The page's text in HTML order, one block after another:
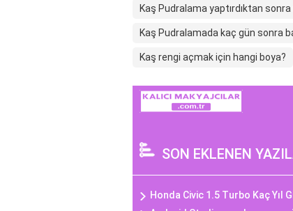
Kaş Pudralama yaptırdıktan sonra
Kaş Pudralamada kaç gün sonra
Kaş rengi açmak için hangi boya?
SON EKLENEN
Honda Civic 1.5 Turbo Kaç Yıl